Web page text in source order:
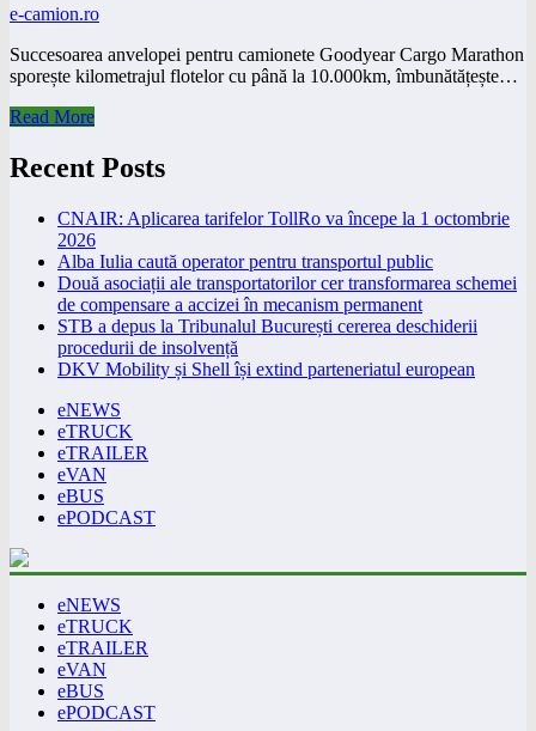
e-camion.ro
Succesoarea anvelopei pentru camionete Goodyear Cargo Marathon
sporește kilometrajul flotelor cu până la 10.000km, îmbunătățește…
Read More
Recent Posts
CNAIR: Aplicarea tarifelor TollRo va începe la 1 octombrie
2026
Alba Iulia caută operator pentru transportul public
Două asociații ale transportatorilor cer transformarea schemei
de compensare a accizei în mecanism permanent
STB a depus la Tribunalul București cererea deschiderii
procedurii de insolvență
DKV Mobility și Shell își extind parteneriatul european
eNEWS
eTRUCK
eTRAILER
eVAN
eBUS
ePODCAST
eNEWS
eTRUCK
eTRAILER
eVAN
eBUS
ePODCAST